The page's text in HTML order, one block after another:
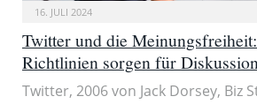
16. JULI 2024
Twitter und die
Richtlinien sorgen für
Twitter, 2006 von Jack Dorsey, Biz